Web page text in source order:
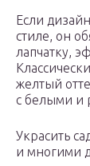
Если
стиле, он
лапчатку,
желтый
с белыми и
Украсить
и многими